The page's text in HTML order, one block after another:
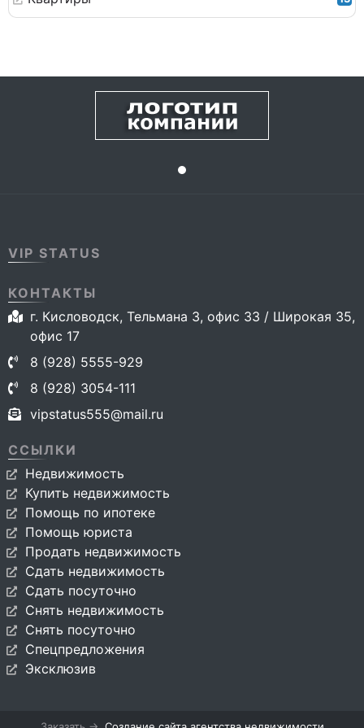
VIP STATUS
КОНТАКТЫ
г. Кисловодск, Тельмана 3, офис 33 / Широкая 35,
офис 17
8 (928) 5555-929
8 (928) 3054-111
vipstatus555@mail.ru
ССЫЛКИ
Недвижимость
Купить недвижимость
Помощь по ипотеке
Помощь юриста
Продать недвижимость
Сдать недвижимость
Сдать посуточно
Снять недвижимость
Снять посуточно
Спецпредложения
Эксклюзив